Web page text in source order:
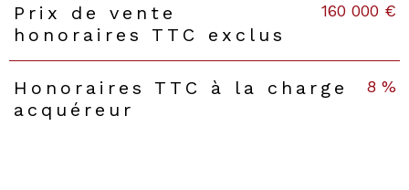
Prix de vente
honoraires TTC exclus
160 000 €
Honoraires TTC à la charge
acquéreur
8 %